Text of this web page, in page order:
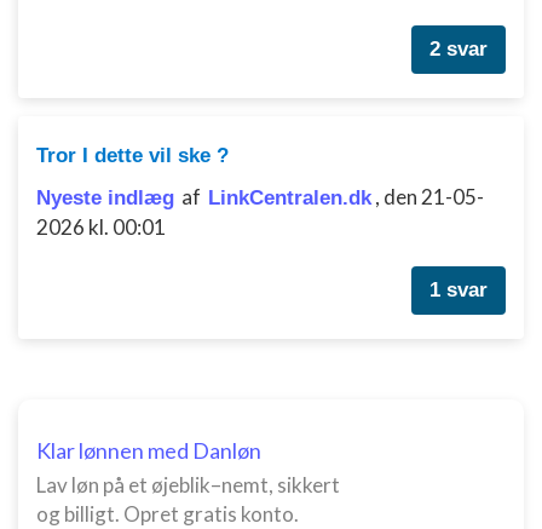
2 svar
Tror I dette vil ske ?
Nyeste indlæg af LinkCentralen.dk , den 21-05-
2026 kl. 00:01
1 svar
Klar lønnen med Danløn
Lav løn på et øjeblik–nemt, sikkert
og billigt. Opret gratis konto.